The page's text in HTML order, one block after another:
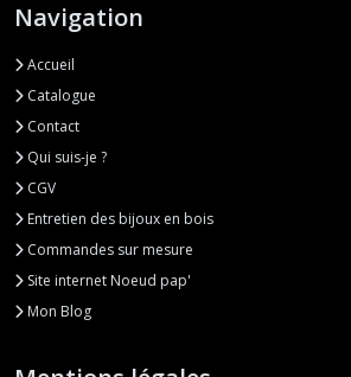
Navigation
Accueil
Catalogue
Contact
Qui suis-je ?
CGV
Entretien des bijoux en bois
Commandes sur mesure
Site internet Noeud pap'
Mon Blog